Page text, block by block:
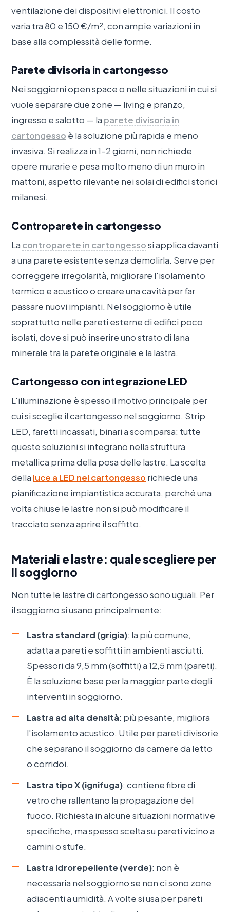
ventilazione dei dispositivi elettronici. Il costo
varia tra 80 e 150 €/m², con ampie variazioni in
base alla complessità delle forme.
Parete divisoria in cartongesso
Nei soggiorni open space o nelle situazioni in cui si
vuole separare due zone — living e pranzo,
ingresso e salotto — la parete divisoria in
cartongesso è la soluzione più rapida e meno
invasiva. Si realizza in 1–2 giorni, non richiede
opere murarie e pesa molto meno di un muro in
mattoni, aspetto rilevante nei solai di edifici storici
milanesi.
Controparete in cartongesso
La controparete in cartongessosi applica davanti
a una parete esistente senza demolirla. Serve per
correggere irregolarità, migliorare l'isolamento
termico e acustico o creare una cavità per far
passare nuovi impianti. Nel soggiorno è utile
soprattutto nelle pareti esterne di edifici poco
isolati, dove si può inserire uno strato di lana
minerale tra la parete originale e la lastra.
Cartongesso con integrazione LED
L'illuminazione è spesso il motivo principale per
cui si sceglie il cartongesso nel soggiorno. Strip
LED, faretti incassati, binari a scomparsa: tutte
queste soluzioni si integrano nella struttura
metallica prima della posa delle lastre. La scelta
della luce a LED nel cartongesso richiede una
pianificazione impiantistica accurata, perché una
volta chiuse le lastre non si può modificare il
tracciato senza aprire il soffitto.
Materiali e lastre: quale scegliere per
il soggiorno
Non tutte le lastre di cartongesso sono uguali. Per
il soggiorno si usano principalmente:
Lastra standard (grigia): la più comune,
adatta a pareti e soffitti in ambienti asciutti.
Spessori da 9,5 mm (soffitti) a 12,5 mm (pareti).
È la soluzione base per la maggior parte degli
interventi in soggiorno.
Lastra ad alta densità: più pesante, migliora
l'isolamento acustico. Utile per pareti divisorie
che separano il soggiorno da camere da letto
o corridoi.
Lastra tipo X (ignifuga): contiene fibre di
vetro che rallentano la propagazione del
fuoco. Richiesta in alcune situazioni normative
specifiche, ma spesso scelta su pareti vicino a
camini o stufe.
Lastra idrorepellente (verde): non è
necessaria nel soggiorno se non ci sono zone
adiacenti a umidità. A volte si usa per pareti